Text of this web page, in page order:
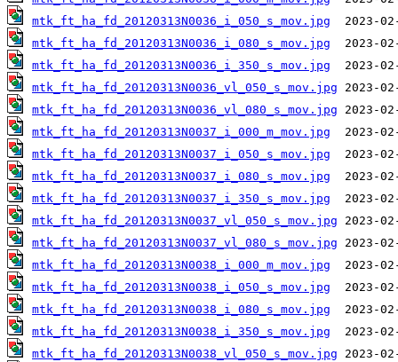
mtk_ft_ha_fd_20120313N0036_i_050_s_mov.jpg
mtk_ft_ha_fd_20120313N0036_i_080_s_mov.jpg
mtk_ft_ha_fd_20120313N0036_i_350_s_mov.jpg
mtk_ft_ha_fd_20120313N0036_vl_050_s_mov.jpg
mtk_ft_ha_fd_20120313N0036_vl_080_s_mov.jpg
mtk_ft_ha_fd_20120313N0037_i_000_m_mov.jpg
mtk_ft_ha_fd_20120313N0037_i_050_s_mov.jpg
mtk_ft_ha_fd_20120313N0037_i_080_s_mov.jpg
mtk_ft_ha_fd_20120313N0037_i_350_s_mov.jpg
mtk_ft_ha_fd_20120313N0037_vl_050_s_mov.jpg
mtk_ft_ha_fd_20120313N0037_vl_080_s_mov.jpg
mtk_ft_ha_fd_20120313N0038_i_000_m_mov.jpg
mtk_ft_ha_fd_20120313N0038_i_050_s_mov.jpg
mtk_ft_ha_fd_20120313N0038_i_080_s_mov.jpg
mtk_ft_ha_fd_20120313N0038_i_350_s_mov.jpg
mtk_ft_ha_fd_20120313N0038_vl_050_s_mov.jpg